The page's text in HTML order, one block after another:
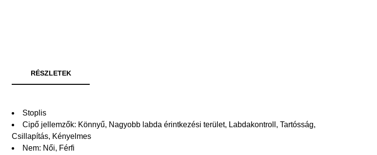
RÉSZLETEK
Stoplis
Cipő jellemzők: Könnyű, Nagyobb labda érintkezési terület, Labdakontroll, Tartósság,
Csillapítás, Kényelmes
Nem: Női, Férfi